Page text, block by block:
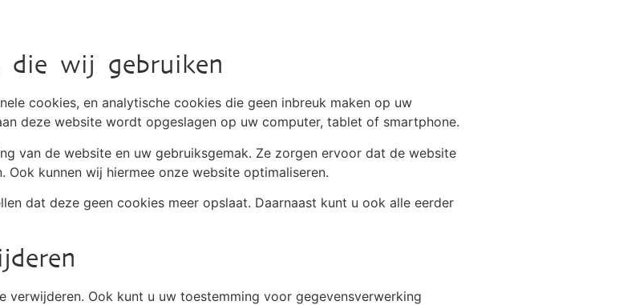
die wij gebruiken
cookies, en analytische cookies die geen inbreuk maken op uw
deze website wordt opgeslagen op uw computer, tablet of smartphone.
van de website en uw gebruiksgemak. Ze zorgen ervoor dat de website
kunnen wij hiermee onze website optimaliseren.
dat deze geen cookies meer opslaat. Daarnaast kunt u ook alle eerder
Ook kunt u uw toestemming voor gegevensverwerking